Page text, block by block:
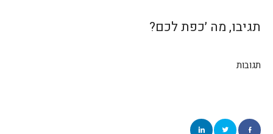
תגיבו, מה ׳כפת לכם?
תגובות